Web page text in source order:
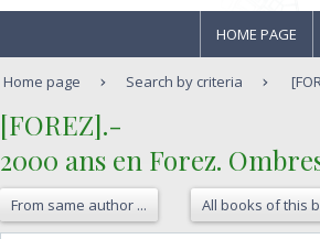
HOME PAGE
Home page Search by criteria
‎[FOREZ].-‎
‎2000 ans en Forez.
From same author ... All books of this